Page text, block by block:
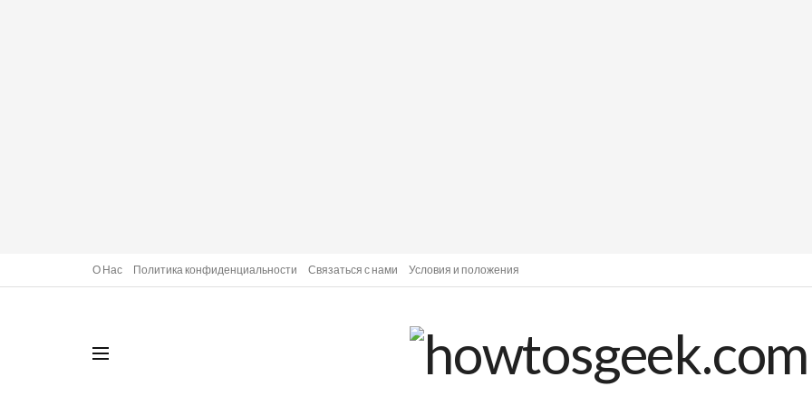
О Нас Политика конфиденциальности Связаться с нами Условия и положения